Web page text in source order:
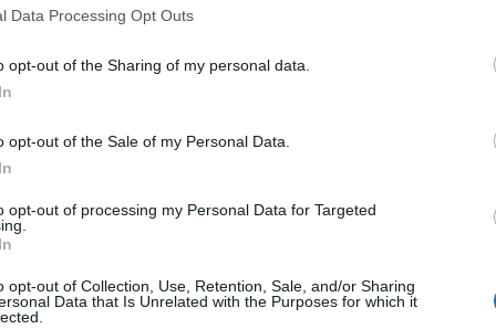
Data Processing Opt Outs
opt-out of the Sharing of my personal data.
opt-out of the Sale of my Personal Data.
opt-out of processing my Personal Data for Targeted
opt-out of Collection, Use, Retention, Sale, and/or Sharing
Data that Is Unrelated with the Purposes for which it
ha trionfato nel wheelchair single femminile,
e proprio dominio italiano con Domenico Smario
ma sta davvero dominando in questo
Ma, diciamocelo: non si tratta solo di vincere,
percezione del calcio balilla paralimpico a livello